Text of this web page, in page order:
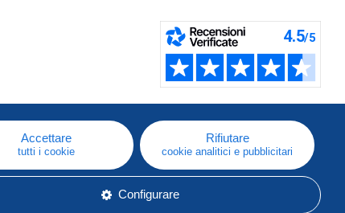
Accettare
tutti i cookie
Rifiutare
cookie analitici e pubblicitari
Configurare